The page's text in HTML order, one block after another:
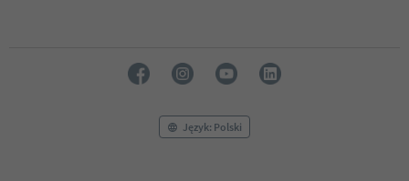
Język: Polski